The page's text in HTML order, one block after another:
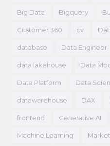
Big Data Bigquery
Customer 360 cv
database Data Engineer
data lakehouse Data
Data Platform Data
datawarehouse DAX
frontend Generative AI
Machine Learning